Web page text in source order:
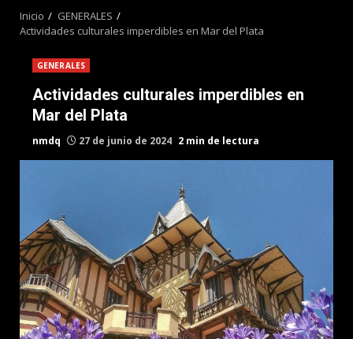
Inicio
GENERALES
Actividades culturales imperdibles en Mar del Plata
GENERALES
Actividades culturales imperdibles en
Mar del Plata
nmdq 27 de junio de 2024 2 min de lectura